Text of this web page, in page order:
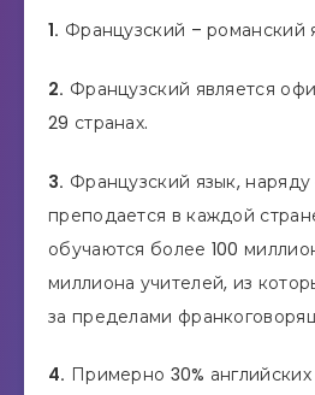
1. Французский – романский
2. Французский является
29 странах.
3. Французский язык, наряду
преподается в каждой
обучаются более 100
миллиона учителей, из
за пределами
4. Примерно 30%